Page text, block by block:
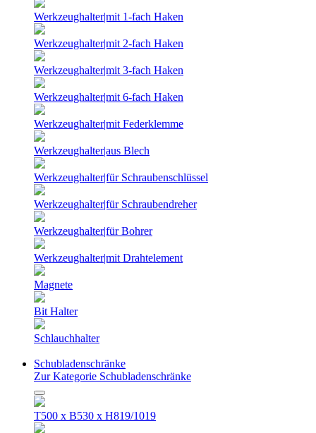
Werkzeughalter|mit 1-fach Haken
Werkzeughalter|mit 2-fach Haken
Werkzeughalter|mit 3-fach Haken
Werkzeughalter|mit 6-fach Haken
Werkzeughalter|mit Federklemme
Werkzeughalter|aus Blech
Werkzeughalter|für Schraubenschlüssel
Werkzeughalter|für Schraubendreher
Werkzeughalter|für Bohrer
Werkzeughalter|mit Drahtelement
Magnete
Bit Halter
Schlauchhalter
Schubladenschränke
Zur Kategorie Schubladenschränke
T500 x B530 x H819/1019